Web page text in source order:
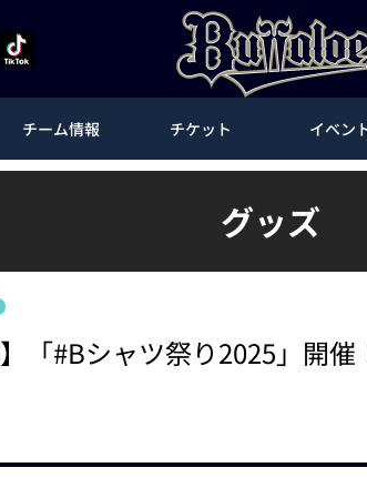
チーム情報 チケット イベン
グッズ
「#Bシャツ祭り2025」開催